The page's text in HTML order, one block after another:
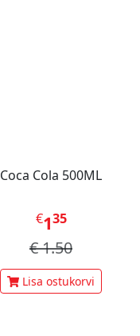
Coca Cola 500ML
€135
€1.50
Lisa ostukorvi